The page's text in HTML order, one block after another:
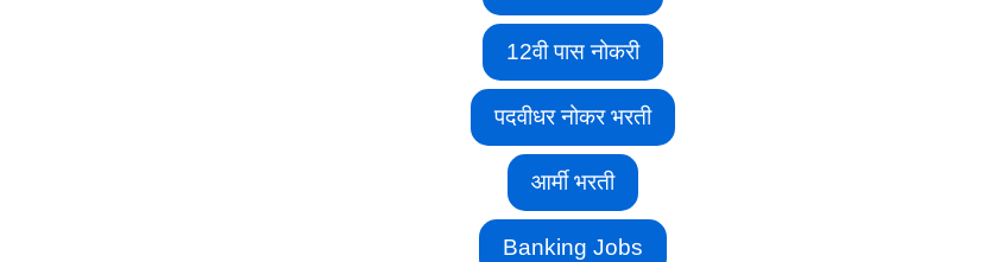
12वी पास नोकरी
पदवीधर नोकर भरती
आर्मी भरती
Banking Jobs